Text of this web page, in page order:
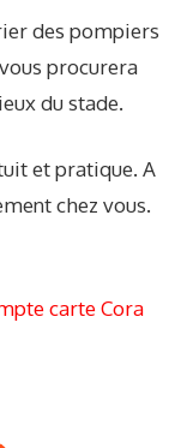
des pompiers
procurera
du stade.
et pratique. A
chez vous.
carte Cora